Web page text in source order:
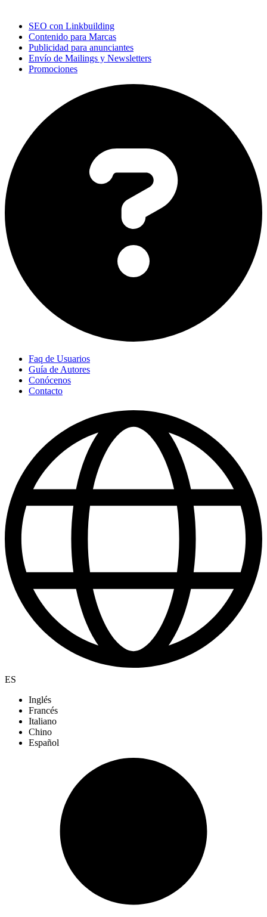
SEO con Linkbuilding
Contenido para Marcas
Publicidad para anunciantes
Envío de Mailings y Newsletters
Promociones
Faq de Usuarios
Guía de Autores
Conócenos
Contacto
ES
Inglés
Francés
Italiano
Chino
Español